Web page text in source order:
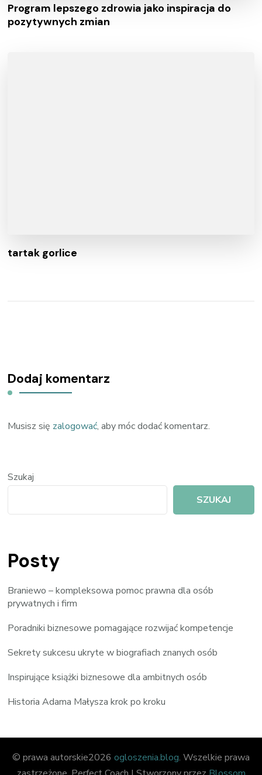
Program lepszego zdrowia jako inspiracja do
pozytywnych zmian
tartak gorlice
Dodaj komentarz
Musisz się zalogować, aby móc dodać komentarz.
Szukaj
SZUKAJ
Posty
Braniewo – kompleksowa pomoc prawna dla osób
prywatnych i firm
Poradniki biznesowe pomagające rozwijać kompetencje
Sekrety sukcesu ukryte w biografiach znanych osób
Inspirujące książki biznesowe dla ambitnych osób
Historia Adama Małysza krok po kroku
© prawa autorskie2026 ogloszenia.blog. Wszelkie prawa